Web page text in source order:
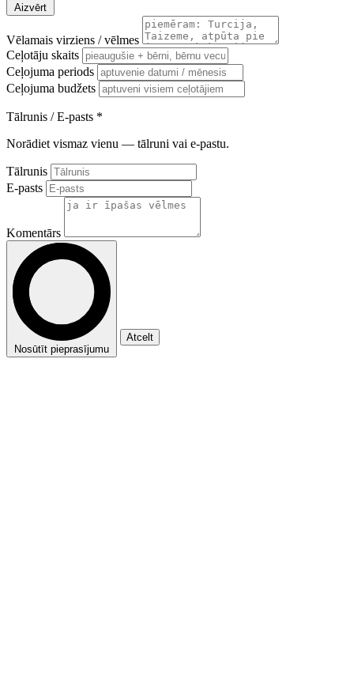
Aizvērt
Vēlamais virziens / vēlmes
Ceļotāju skaits
Ceļojuma periods
Ceļojuma budžets
Tālrunis / E-pasts *
Norādiet vismaz vienu — tālruni vai e-pastu.
Tālrunis
E-pasts
Komentārs
Nosūtīt pieprasījumu
Atcelt